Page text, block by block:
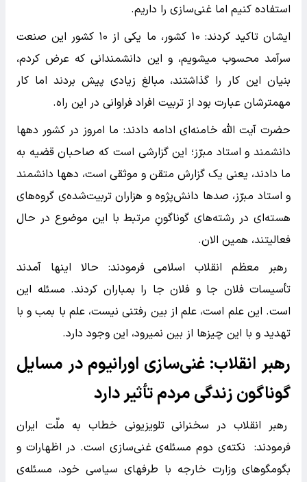
استفاده کنیم اما غنی‌سازی را داریم.
ایشان تاکید کردند: ۱۰ کشور، ما یکی از ۱۰ کشور این صنعت
سرآمد محسوب میشویم، و این دانشمندانی که عرض کردم،
بنیان این کار را گذاشتند، مبالغ زیادی پیش بردند اما کار
مهمترشان عبارت بود از تربیت افراد فراوانی در این راه.
حضرت آیت الله خامنه‌ای ادامه دادند: ما امروز در کشور دهها
دانشمند و استاد مبرّز؛ این گزارشی است که صاحبان قضیه به
ما دادند، یعنی یک گزارش متقن و موثقی است، دهها دانشمند
و استاد مبرّز، صدها دانش‌پژوه و هزاران تربیت‌شده‌ی گروه‌های
هسته‌ای در رشته‌های گوناگونِ مرتبط با این موضوع در حال
فعالیتند، همین الان.
رهبر معظم انقلاب اسلامی فرمودند: حالا اینها آمدند
تأسیسات فلان جا و فلان جا را بمباران کردند. مسئله این
است. این علم است، علم از بین رفتنی نیست، علم با بمب و با
تهدید و با این چیزها از بین نمیرود، این وجود دارد.
رهبر انقلاب: غنی‌سازی اورانیوم در مسایل
گوناگون زندگی مردم تأثیر دارد
رهبر انقلاب در سخنرانی تلویزیونی خطاب به ملّت ایران
فرمودند: نکته‌ی دوم مسئله‌ی غنی‌سازی است. در اظهارات و
بگومگوهای وزارت خارجه با طرفهای سیاسی خود، مسئله‌ی